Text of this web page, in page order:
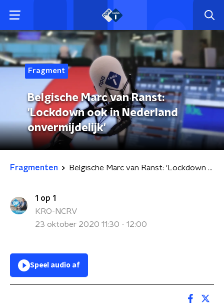
Fragment
Belgische Marc van Ranst:
'Lockdown ook in Nederland
onvermijdelijk'
Fragmenten Belgische Marc van Ranst: 'Lockdown ook in Nederland onvermijdelijk'
1 op 1
KRO-NCRV
23 oktober 2020 11:30 - 12:00
Speel audio af